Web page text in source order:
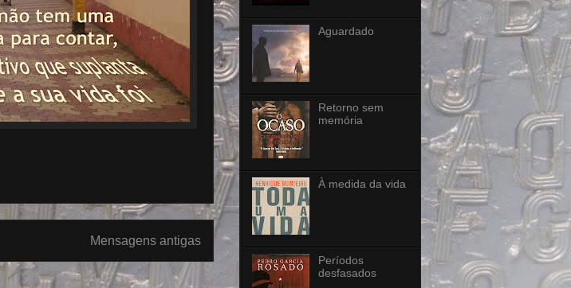
Mensagens antigas
Aguardado
Retorno sem
memória
À medida da vida
Períodos
desfasados